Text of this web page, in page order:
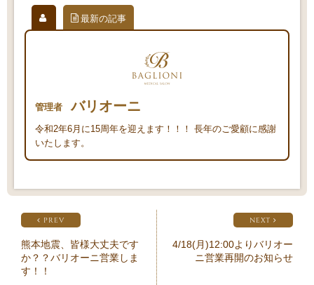
最新の記事
管理者 バリオーニ
令和2年6月に15周年を迎えます！！！ 長年のご愛顧に感謝
いたします。
PREV
熊本地震、皆様大丈夫です
か？？バリオーニ営業しま
す！！
NEXT
4/18(月)12:00よりバリオー
ニ営業再開のお知らせ